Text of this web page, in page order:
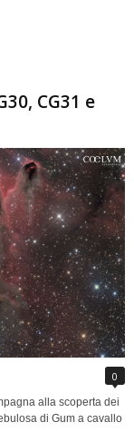
CG31 e
0
alla scoperta dei
di Gum a cavallo